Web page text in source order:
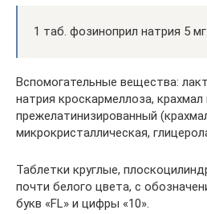
1 таб. фозиноприл натрия 5 мг.
Вспомогательные вещества:
натрия кроскармеллоза, крахмал
прежелатинизированный
микрокристаллическая,
Таблетки круглые,
почти белого цвета, с
букв «FL» и цифры «10».